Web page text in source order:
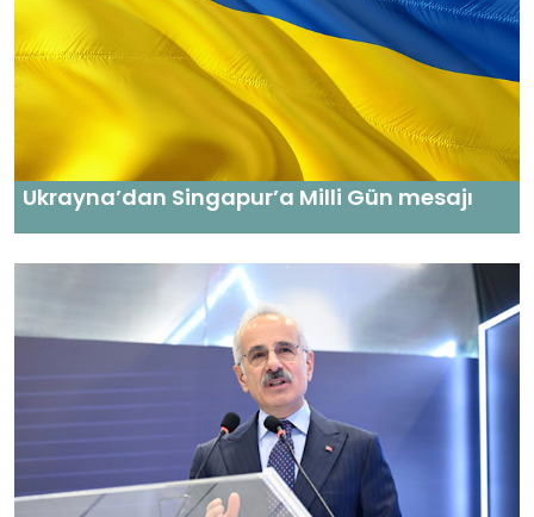
Ukrayna’dan Singapur’a Milli Gün mesajı